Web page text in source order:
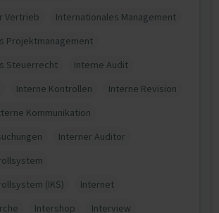
Vertrieb
Internationales Management
Projektmanagement
Steuerrecht
Interne Audit
Interne Kontrollen
Interne Revision
Kommunikation
Interner Auditor
(IKS)
Internet
Intershop Interview